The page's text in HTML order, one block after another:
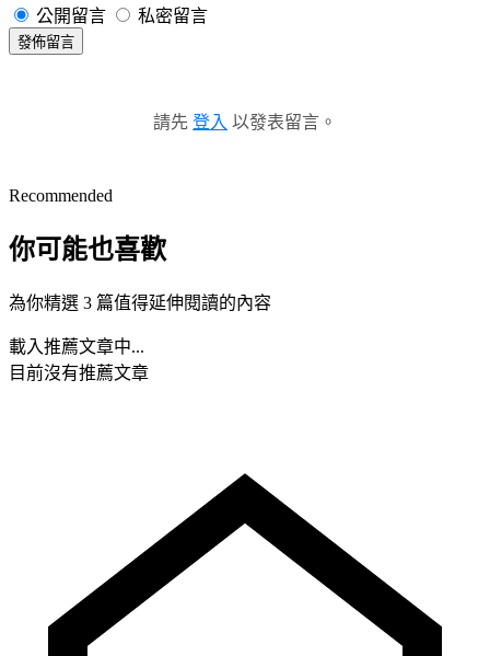
公開留言 私密留言
發佈留言
請先 登入 以發表留言。
Recommended
你可能也喜歡
為你精選 3 篇值得延伸閱讀的內容
載入推薦文章中...
目前沒有推薦文章